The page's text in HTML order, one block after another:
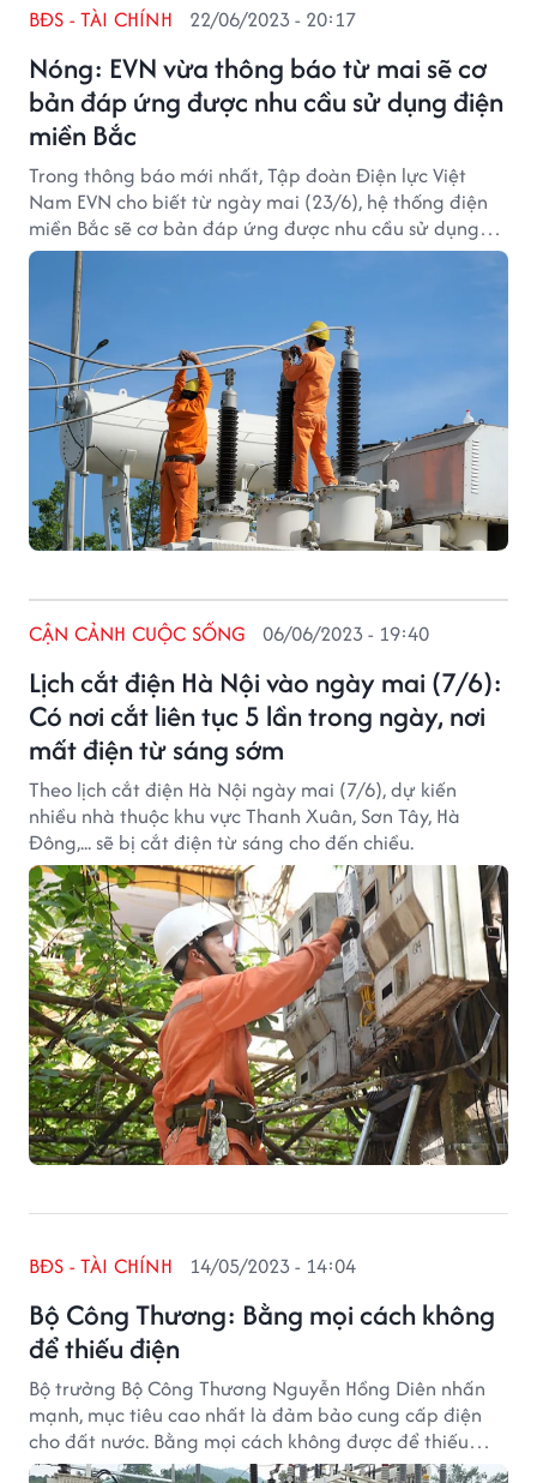
Nóng: EVN vừa thông báo từ mai sẽ cơ
bản đáp ứng được nhu cầu sử dụng điện
miền Bắc
BĐS - TÀI CHÍNH 22/06/2023 - 20:17
Trong thông báo mới nhất, Tập đoàn Điện lực Việt
Nam EVN cho biết từ ngày mai (23/6), hệ thống điện
miền Bắc sẽ cơ bản đáp ứng được nhu cầu sử dụng
điện.
Lịch cắt điện Hà Nội vào ngày mai (7/6):
Có nơi cắt liên tục 5 lần trong ngày, nơi
mất điện từ sáng sớm
CẬN CẢNH CUỘC SỐNG 06/06/2023 - 19:40
Theo lịch cắt điện Hà Nội ngày mai (7/6), dự kiến
nhiều nhà thuộc khu vực Thanh Xuân, Sơn Tây, Hà
Đông,... sẽ bị cắt điện từ sáng cho đến chiều.
Bộ Công Thương: Bằng mọi cách không
để thiếu điện
BĐS - TÀI CHÍNH 14/05/2023 - 14:04
Bộ trưởng Bộ Công Thương Nguyễn Hồng Diên nhấn
mạnh, mục tiêu cao nhất là đảm bảo cung cấp điện
cho đất nước. Bằng mọi cách không được để thiếu
than, thiếu nhiên liệu phục vụ cho sản xuất điện.